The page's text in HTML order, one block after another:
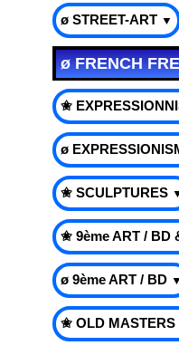
ø STREET-ART ▼
ø FRENCH
✬
ø
✬ SCULPTURES
✬ 9ème ART / BD
ø 9ème ART / BD ▼
✬ OLD